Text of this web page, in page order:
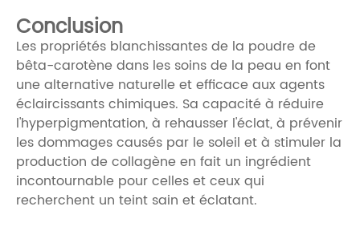
Conclusion
Les propriétés blanchissantes de la poudre de
bêta-carotène dans les soins de la peau en font
une alternative naturelle et efficace aux agents
éclaircissants chimiques. Sa capacité à réduire
l'hyperpigmentation, à rehausser l'éclat, à prévenir
les dommages causés par le soleil et à stimuler la
production de collagène en fait un ingrédient
incontournable pour celles et ceux qui
recherchent un teint sain et éclatant.